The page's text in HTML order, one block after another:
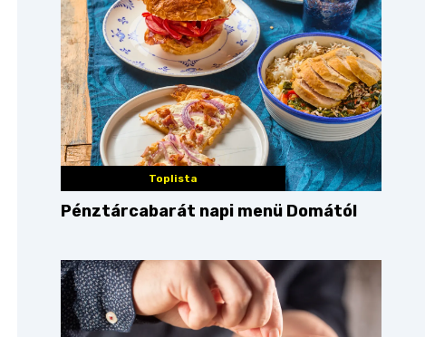
Toplista
Pénztárcabarát napi menü Domától